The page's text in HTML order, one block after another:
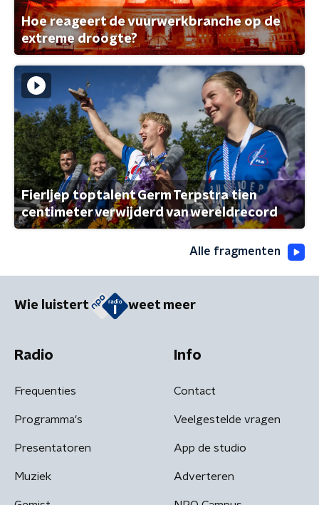
Hoe reageert de vuurwerkbranche op de
extreme droogte?
Fierljep toptalent Germ Terpstra tien
centimeter verwijderd van wereldrecord
Alle fragmenten
Wie luistert weet meer
Radio
Frequenties
Programma's
Presentatoren
Muziek
Info
Contact
Veelgestelde vragen
App de studio
Adverteren